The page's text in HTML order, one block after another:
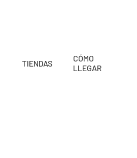
TIENDAS
CÓMO
LLEGAR